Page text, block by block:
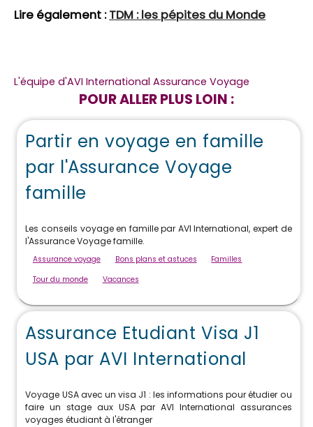
Lire également :TDM : les pépites du Monde
L'équipe d'AVI International Assurance Voyage
POUR ALLER PLUS LOIN :
Partir en voyage en famille
par l'Assurance Voyage
famille
Les conseils voyage en famille par AVI International, expert de
l'Assurance Voyage famille.
Assurance voyage Bons plans et astuces
Familles
Tour du monde
Vacances
Assurance Etudiant Visa J1
USA par AVI International
Voyage USA avec un visa J1 : les informations pour étudier ou
faire un stage aux USA par AVI International assurances
voyages étudiant à l'étranger